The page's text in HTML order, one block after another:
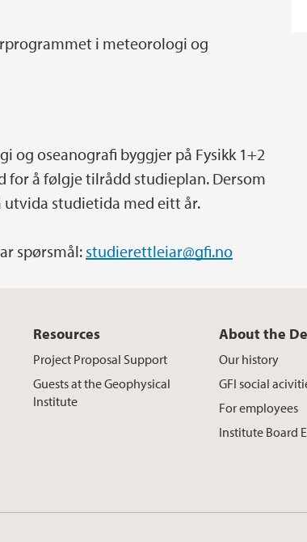
i meteorologi og
oseanografi byggjer på Fysikk 1+2
for å følgje tilrådd studieplan. Dersom
utvida studietida med eitt år.
spørsmål: studierettleiar@gfi.no
Resources
Project Proposal Support
Guests at the Geophysical
Institute
About the
Our history
GFI social
For employees
Institute Board